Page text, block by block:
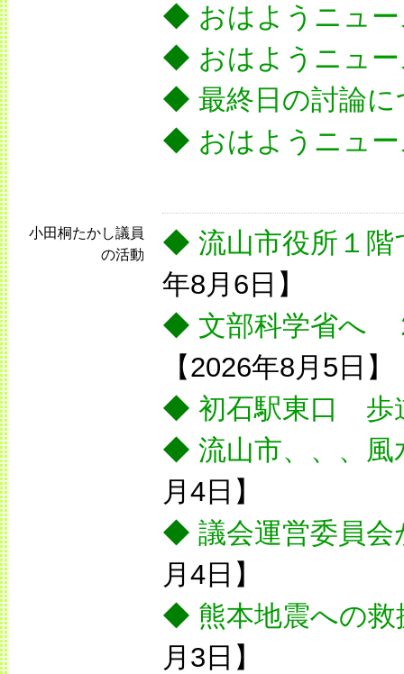
◆ おはようニュ
◆ おはようニュ
◆ 最終日の討論
◆ おはようニュ
小田桐たかし議員
の活動
◆ 流山市役所１
年8月6日】
◆ 文部科学省へ
【2026年8月5日】
◆ 初石駅東口 歩
◆ 流山市、、、
月4日】
◆ 議会運営委員
月4日】
◆ 熊本地震への
月3日】